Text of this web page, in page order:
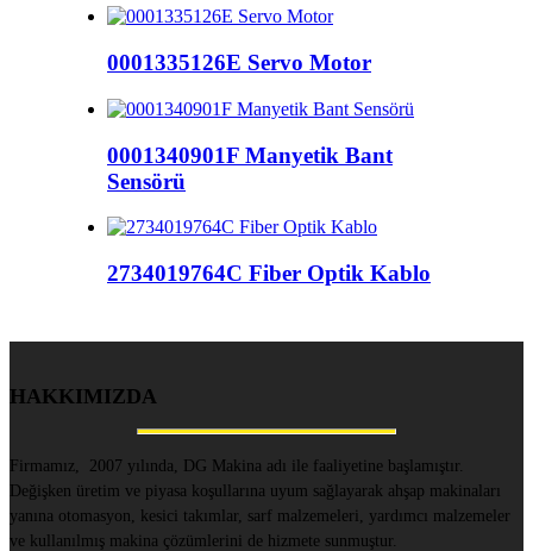
0001335126E Servo Motor
0001340901F Manyetik Bant
Sensörü
2734019764C Fiber Optik Kablo
HAKKIMIZDA
Firmamız, 2007 yılında, DG Makina adı ile faaliyetine başlamıştır.
Değişken üretim ve piyasa koşullarına uyum sağlayarak ahşap makinaları
yanına otomasyon, kesici takımlar, sarf malzemeleri, yardımcı malzemeler
ve kullanılmış makina çözümlerini de hizmete sunmuştur.